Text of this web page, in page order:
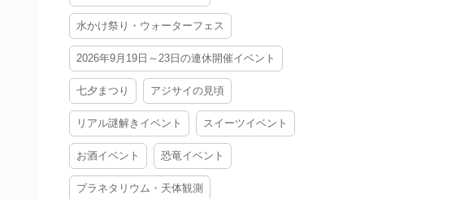
水かけ祭り・ウォーターフェス
2026年9月19日～23日の連休開催イベント
七夕まつり アジサイの見頃
リアル謎解きイベント スイーツイベント
お酒イベント 恐竜イベント
プラネタリウム・天体観測